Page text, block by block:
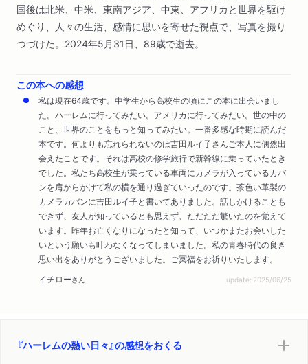
ハーレムに何かが起こりはじめた
ブラックモスレム――誇りの回復
暴動、そしてハーレムを追われる
誰がハーレムを“怖い”と言ったのか？
リベラル白人への不信
怪電話でノイローゼになる
ピストルを枕の下に
今すぐ、ハーレムに帰りたい
黒い輝きはまぶしかった
ハーレム再会
街はブラック、ブラック、ブラック
パンサー党と空手道場
日本の赤軍派の人と会う
Right on!
黒い輝きは消えない
国後は北米、中米、東南アジア、中東、アフリカと世界を駆け
めぐり、人々の生活、感情に思いを寄せた視点で、写真を撮り
つづけた。2024年5月31日、89歳で逝去。
この本への感想
私は現在64歳です。中学生から高校生の頃にこの本に出会いまし
た。ハーレムに行ってみたい。アメリカに行ってみたい。世の中の
こと、世界のことをもっと知ってみたい。一番多感な時期に読んだ
本です。何よりも忘れられないのは吉田ルイ子さんご本人に偶然出
会えたことです。それは高校の修学旅行で新幹線に乗っていたとき
でした。私たち高校生が乗っている車両にカメラが入っているカバ
ンを肩からかけて私の横を通り過ぎていったのです。茶色い革製の
カメラカバンに吉田ルイ子と書いてありました。話しかけることも
できず、友人が知っているとも思えず、ただただ驚いたのを覚えて
います。昨年お亡くなりになったと知って、いつかまたお会いした
いという願いも叶わなくなってしまいました。私の青春時代の良き
思い出をありがとうございました。ご冥福をお祈りいたします。
イチローさん update: 2025/06/25
『ハーレムの熱い日々』の感想をおくる